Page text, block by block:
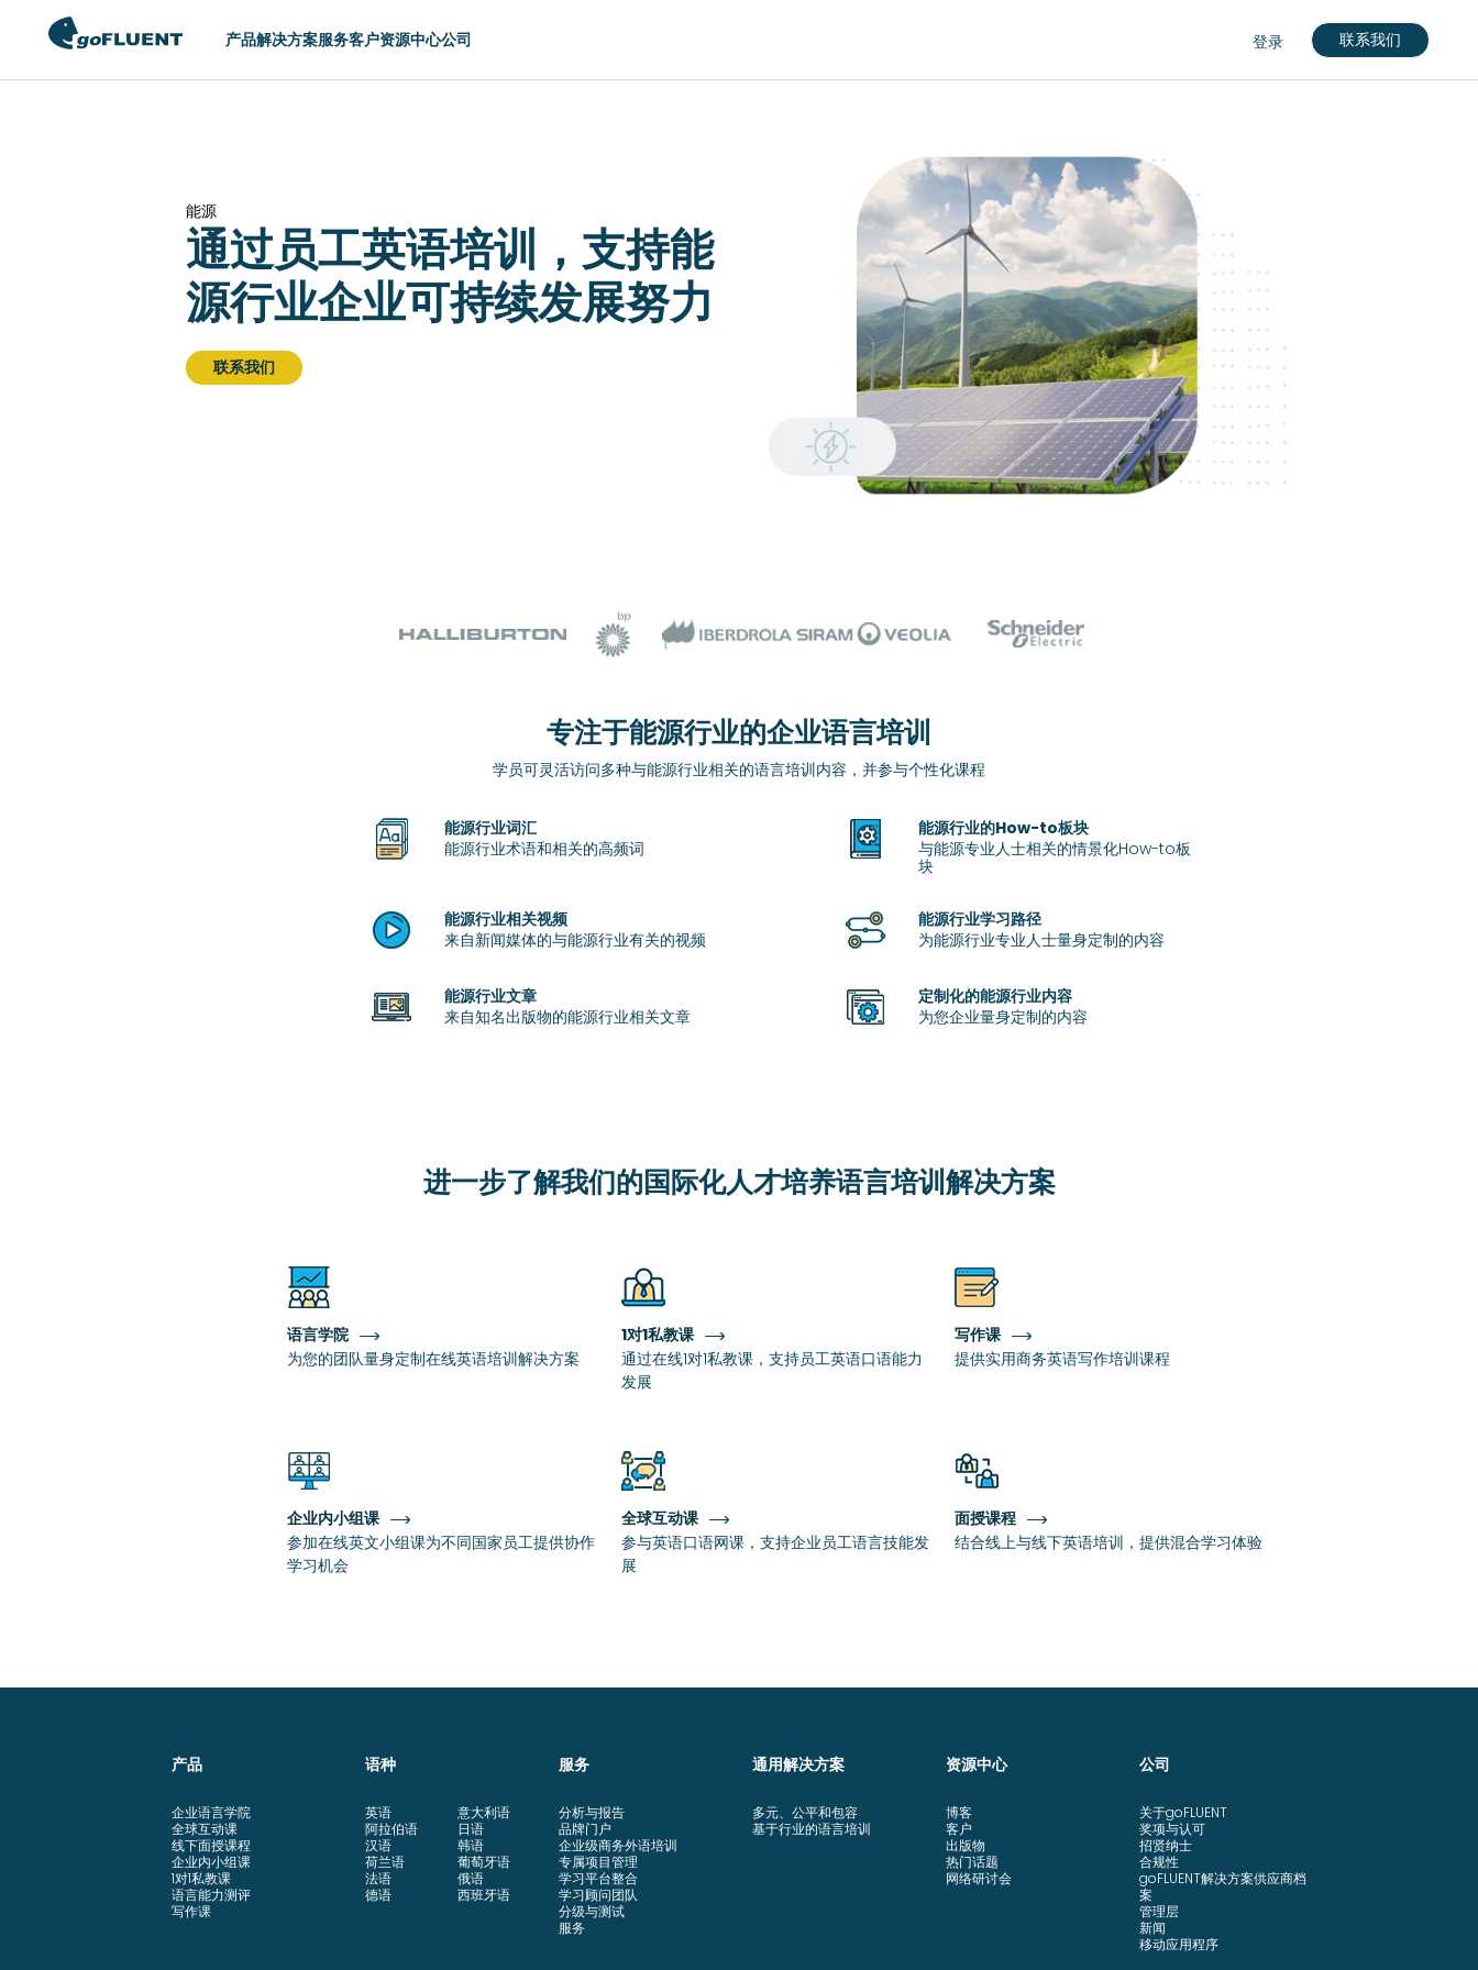
产品解决方案服务客户资源中心公司
United States (English)
Argentina (Español)
Brasil (Português)
Colombia (Español)
Hong Kong (English)
Indonesia (English)
Philippines (English)
EUROPE, MIDDLE EAST & AFRICA
Česká republika (English)
Deutschland (Deutsch)
España (Español)
Romania (English)
Россия (Русский)
United Kingdom (English)
Türkiye (Türkçe)
Suisse (Français)
Slovensko (English)
Schweiz (Deutch)
登录 联系我们
能源
通过员工英语培训，支持能
源行业企业可持续发展努力
联系我们
专注于能源行业的企业语言培训
学员可灵活访问多种与能源行业相关的语言培训内容，并参与个性化课程
能源行业词汇
能源行业术语和相关的高频词
能源行业的How-to板块
与能源专业人士相关的情景化How-to板
块
能源行业相关视频
来自新闻媒体的与能源行业有关的视频
能源行业学习路径
为能源行业专业人士量身定制的内容
能源行业文章
来自知名出版物的能源行业相关文章
定制化的能源行业内容
为您企业量身定制的内容
进一步了解我们的国际化人才培养语言培训解决方案
语言学院
为您的团队量身定制在线英语培训解决方案
1对1私教课
通过在线1对1私教课，支持员工英语口语能力
发展
写作课
提供实用商务英语写作培训课程
企业内小组课
参加在线英文小组课为不同国家员工提供协作
学习机会
全球互动课
参与英语口语网课，支持企业员工语言技能发
展
面授课程
结合线上与线下英语培训，提供混合学习体验
产品
企业语言学院
全球互动课
线下面授课程
企业内小组课
1对1私教课
语言能力测评
写作课
语种
英语
阿拉伯语
汉语
荷兰语
法语
德语
意大利语
日语
韩语
葡萄牙语
俄语
西班牙语
服务
分析与报告
品牌门户
企业级商务外语培训
专属项目管理
学习平台整合
学习顾问团队
分级与测试
服务
通用解决方案
多元、公平和包容
基于行业的语言培训
资源中心
博客
客户
出版物
热门话题
网络研讨会
公司
关于goFLUENT
奖项与认可
招贤纳士
合规性
goFLUENT解决方案供应商档
案
管理层
新闻
移动应用程序